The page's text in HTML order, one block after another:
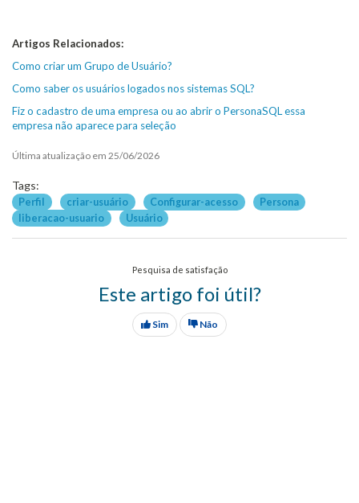
Artigos Relacionados:
Como criar um Grupo de Usuário?
Como saber os usuários logados nos sistemas SQL?
Fiz o cadastro de uma empresa ou ao abrir o PersonaSQL essa
empresa não aparece para seleção
Última atualização em 25/06/2026
Tags:
Perfil criar-usuário Configurar-acesso
Persona
liberacao-usuario
Usuário
Pesquisa de satisfação
Este artigo foi útil?
Sim Não